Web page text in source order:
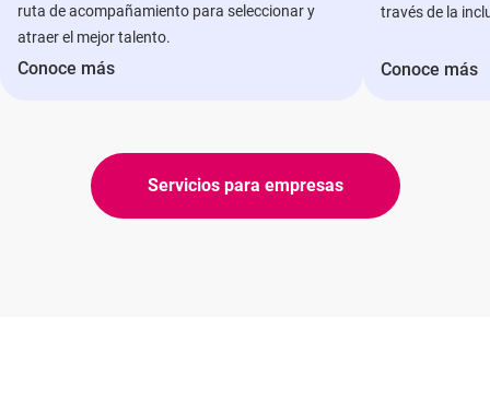
ruta de acompañamiento para seleccionar y
atraer el mejor talento.
Conoce más
través de la
Conoce más
Servicios para empresas